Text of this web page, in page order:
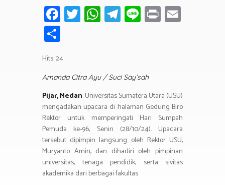
Fa
ce
o
ok
T
wi
W
h
A
p
p
T
el
a
m
Li
n
Pr
in
h
ar
e
Hits: 24
Amanda Citra Ayu / Suci Say’sah
Pijar, Medan. Universitas Sumatera Utara (USU)
mengadakan upacara di halaman Gedung Biro
Rektor untuk memperingati Hari Sumpah
Pemuda ke-96, Senin (28/10/24). Upacara
tersebut dipimpin langsung oleh Rektor USU,
Muryanto Amin, dan dihadiri oleh pimpinan
universitas, tenaga pendidik, serta sivitas
akademika dari berbagai fakultas.